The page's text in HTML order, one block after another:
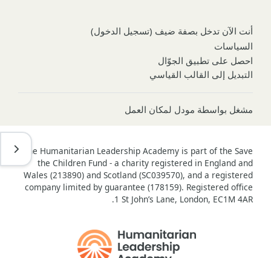
فتح
أنت الآن تدخل بصفة ضيف (تسجيل الدخول)
السياسات
احصل على تطبيق الجوّال
التبديل إلى القالب القياسي
مشغل بواسطة مودل لمكان العمل
The Humanitarian Leadership Academy is part of the Save
the Children Fund - a charity registered in England and
Wales (213890) and Scotland (SC039570), and a registered
company limited by guarantee (178159). Registered office
1 St John’s Lane, London, EC1M 4AR.